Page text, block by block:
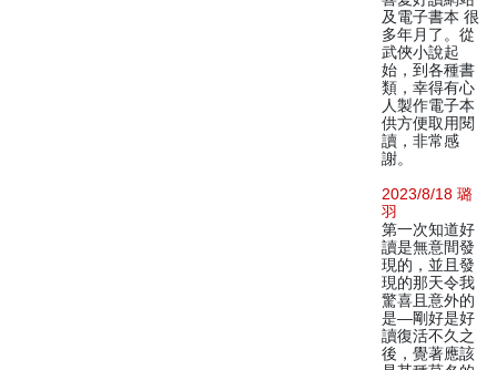
及電子書本 很
多年月了。從
武俠小說起
始，到各種書
類，幸得有心
人製作電子本
供方便取用閱
讀，非常感
謝。
2023/8/18 璐
羽
第一次知道好
讀是無意間發
現的，並且發
現的那天令我
驚喜且意外的
是—剛好是好
讀復活不久之
後，覺著應該